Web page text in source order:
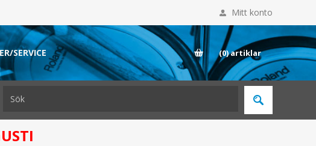
Mitt konto
SERVICE (0)artiklar